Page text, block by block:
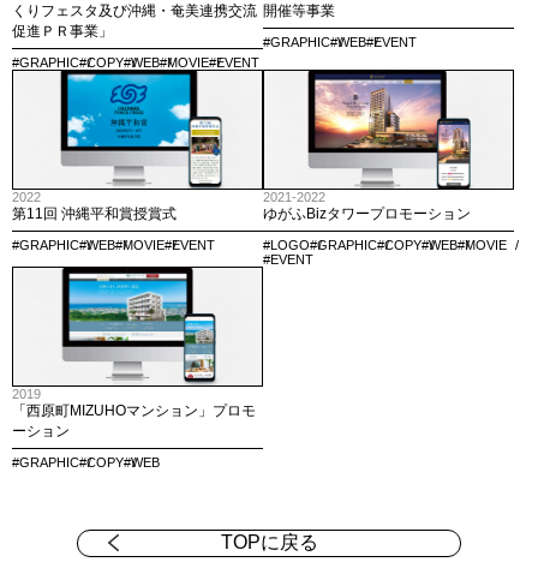
くりフェスタ及び沖縄・奄美連携交流
促進ＰＲ事業」
#GRAPHIC#COPY#WEB#MOVIE#EVENT
開催等事業
#GRAPHIC#WEB#EVENT
2022
第11回 沖縄平和賞授賞式
#GRAPHIC#WEB#MOVIE#EVENT
2021-2022
ゆがふBizタワープロモーション
#LOGO#GRAPHIC#COPY#WEB#MOVIE
#EVENT
2019
「西原町MIZUHOマンション」プロモ
ーション
#GRAPHIC#COPY#WEB
TOPに戻る